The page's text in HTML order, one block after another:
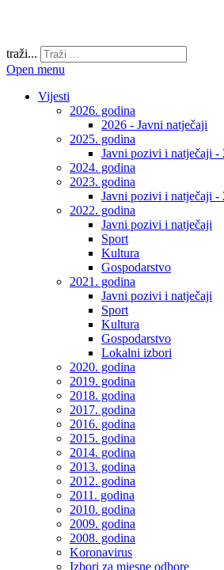
traži...
Open menu
Vijesti
2026. godina
2026 - Javni natječaji
2025. godina
Javni pozivi i natječaji -
2024. godina
2023. godina
Javni pozivi i natječaji -
2022. godina
Javni pozivi i natječaji
Sport
Kultura
Gospodarstvo
2021. godina
Javni pozivi i natječaji
Sport
Kultura
Gospodarstvo
Lokalni izbori
2020. godina
2019. godina
2018. godina
2017. godina
2016. godina
2015. godina
2014. godina
2013. godina
2012. godina
2011. godina
2010. godina
2009. godina
2008. godina
Koronavirus
Izbori za mjesne odbore